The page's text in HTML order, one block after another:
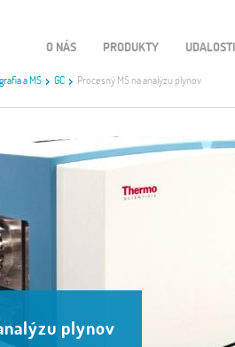
a MS GC Procesný MS na analýzu plynov
O NÁS PRODUKTY UDALOSTI
plynov